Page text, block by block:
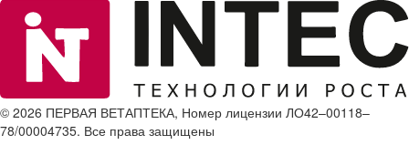
© 2026 ПЕРВАЯ ВЕТАПТЕКА, Номер лицензии ЛО42–00118–
78/00004735. Все права защищены